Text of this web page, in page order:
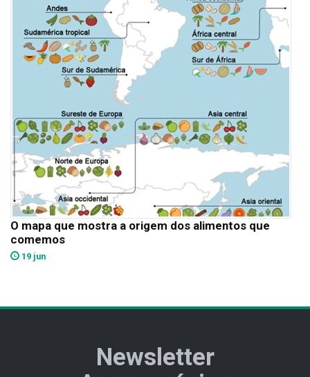
O mapa que mostra a origem dos alimentos que
comemos
19 jun
Newsletter